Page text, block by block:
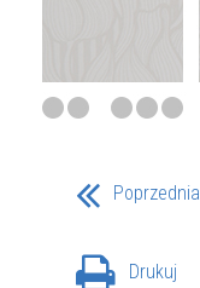
Poprzednia
Drukuj